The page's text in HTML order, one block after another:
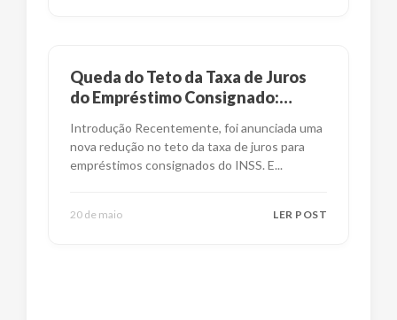
Queda do Teto da Taxa de Juros
do Empréstimo Consignado:
Introdução Recentemente, foi anunciada uma
nova redução no teto da taxa de juros para
empréstimos consignados do INSS. E...
20 de maio LER POST